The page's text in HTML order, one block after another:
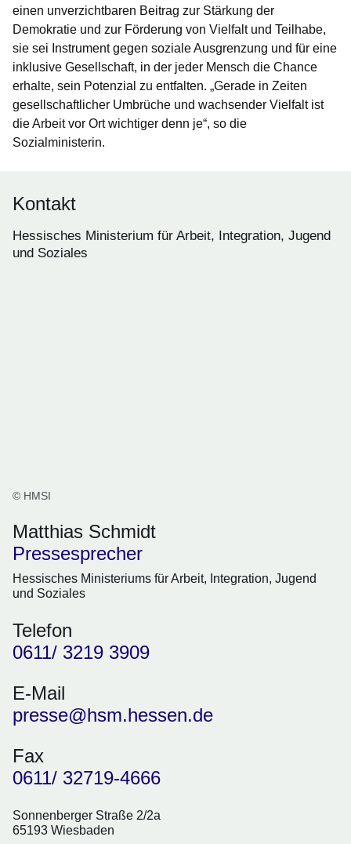
einen unverzichtbaren Beitrag zur Stärkung der
Demokratie und zur Förderung von Vielfalt und Teilhabe,
sie sei Instrument gegen soziale Ausgrenzung und für eine
inklusive Gesellschaft, in der jeder Mensch die Chance
erhalte, sein Potenzial zu entfalten. „Gerade in Zeiten
gesellschaftlicher Umbrüche und wachsender Vielfalt ist
die Arbeit vor Ort wichtiger denn je“, so die
Sozialministerin.
Kontakt
Hessisches Ministerium für Arbeit, Integration, Jugend
und Soziales
© HMSI
Matthias Schmidt
Pressesprecher
Hessisches Ministeriums für Arbeit, Integration, Jugend
und Soziales
Telefon
0611/ 3219 3909
E-Mail
presse@hsm.hessen.de
Fax
0611/ 32719-4666
Sonnenberger Straße 2/2a
65193 Wiesbaden